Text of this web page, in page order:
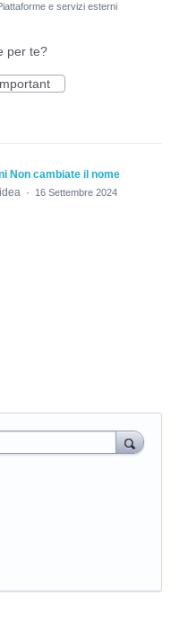
e servizi esterni
per te?
Non cambiate il nome
· 16 Settembre 2024